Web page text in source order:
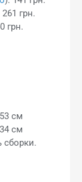
261 грн.
грн.
см
см
сборки.